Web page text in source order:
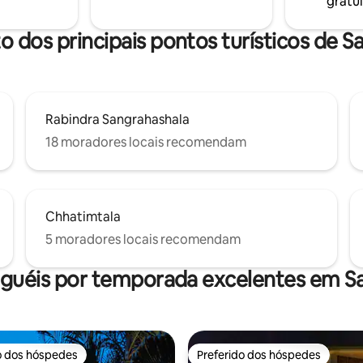
dos principais pontos turísticos de
Rabindra Sangrahashala
18 moradores locais recomendam
Chhatimtala
5 moradores locais recomendam
por temporada excelentes em
dos hóspedes Preferido dos hóspedes